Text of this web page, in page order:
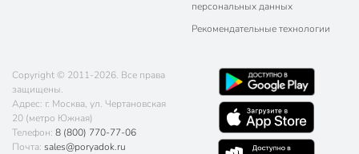
персональных данных
Рекомендательные технологии
Copyright © 2011-2026. Все права
защищены.
Адрес: г. Москва, ул. Чертановская
20 (метро Южная)
Телефон: 8 (800) 770-77-06
Почта: sales@poryadok.ru